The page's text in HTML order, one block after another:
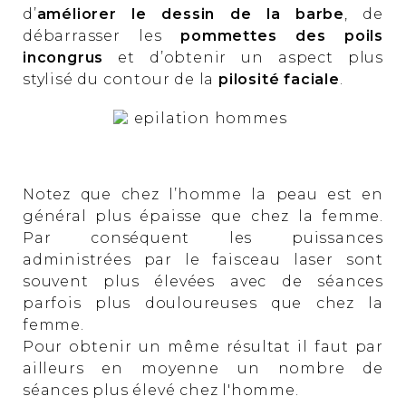
d’améliorer le dessin de la barbe, de
débarrasser les pommettes des poils
incongrus
et d’obtenir un aspect plus
stylisé du contour de la pilosité faciale.
Notez que chez l’homme la peau est en
général plus épaisse que chez la femme.
Par conséquent les puissances
administrées par le faisceau laser sont
souvent plus élevées avec de séances
parfois plus douloureuses que chez la
femme.
Pour obtenir un même résultat il faut par
ailleurs en moyenne un nombre de
séances plus élevé chez l'homme.